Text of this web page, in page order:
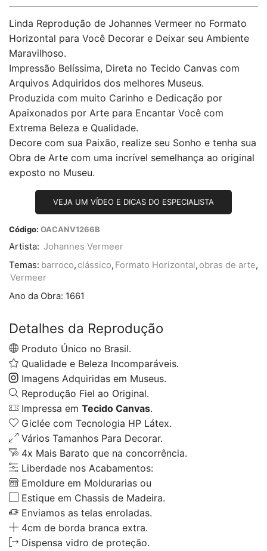
Linda Reprodução de Johannes Vermeer no Formato
Horizontal para Você Decorar e Deixar seu Ambiente
Maravilhoso.
Impressão Belíssima, Direta no Tecido Canvas com
Arquivos Adquiridos dos melhores Museus.
Produzida com muito Carinho e Dedicação por
Apaixonados por Arte para Encantar Você com
Extrema Beleza e Qualidade.
Decore com sua Paixão, realize seu Sonho e tenha sua
Obra de Arte com uma incrível semelhança ao original
exposto no Museu.
VEJA UM VÍDEO E DICAS DO ESPECIALISTA
Código: OACANV1266B
Artista: Johannes Vermeer
Temas: barroco, clássico, Formato Horizontal, obras de arte,
Vermeer
Ano da Obra: 1661
Detalhes da Reprodução
Produto Único no Brasil.
Qualidade e Beleza Incomparáveis.
Imagens Adquiridas em Museus.
Reprodução Fiel ao Original.
Impressa em Tecido Canvas.
Giclée com Tecnologia HP Látex.
Vários Tamanhos Para Decorar.
4x Mais Barato que na concorrência.
Liberdade nos Acabamentos:
Emoldure em Moldurarias ou
Estique em Chassis de Madeira.
Enviamos as telas enroladas.
4cm de borda branca extra.
Dispensa vidro de proteção.